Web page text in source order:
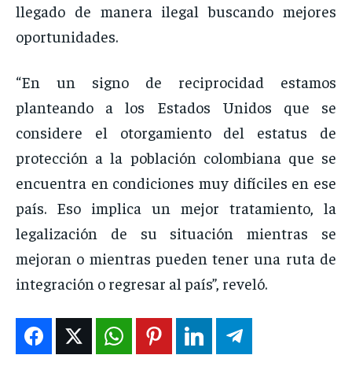
llegado de manera ilegal buscando mejores
oportunidades.
“En un signo de reciprocidad estamos
planteando a los Estados Unidos que se
considere el otorgamiento del estatus de
protección a la población colombiana que se
encuentra en condiciones muy difíciles en ese
país. Eso implica un mejor tratamiento, la
legalización de su situación mientras se
mejoran o mientras pueden tener una ruta de
integración o regresar al país”, reveló.